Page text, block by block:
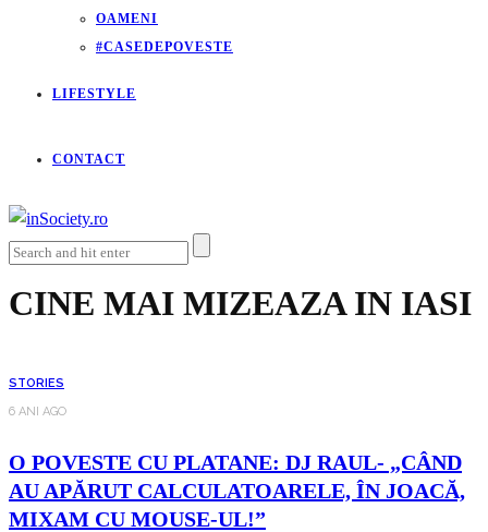
OAMENI
#CASEDEPOVESTE
LIFESTYLE
CONTACT
CINE MAI MIZEAZA IN IASI
STORIES
6 ANI AGO
O POVESTE CU PLATANE: DJ RAUL- „CÂND
AU APĂRUT CALCULATOARELE, ÎN JOACĂ,
MIXAM CU MOUSE-UL!”